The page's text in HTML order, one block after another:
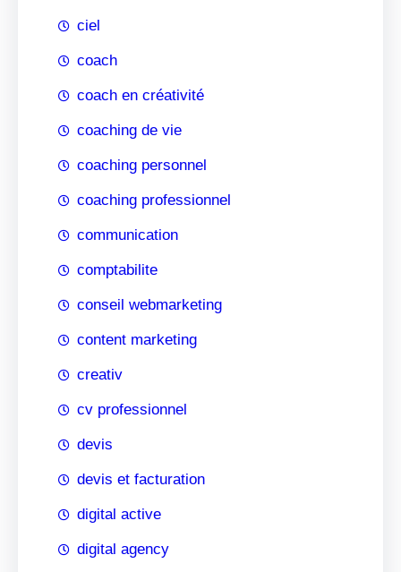
ciel
coach
coach en créativité
coaching de vie
coaching personnel
coaching professionnel
communication
comptabilite
conseil webmarketing
content marketing
creativ
cv professionnel
devis
devis et facturation
digital active
digital agency